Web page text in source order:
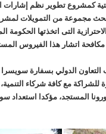
كمشروع تطوير نظم
مجموعة من التمويلات
التى اتخذتها
اتشار هذا الفيروس
الدولي بسفارة سويسرا
للشراكة مع كافة شركاء
المستجد، مؤكدا استعداد